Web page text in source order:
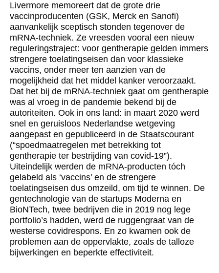
Livermore memoreert dat de grote drie
vaccinproducenten (GSK, Merck en Sanofi)
aanvankelijk sceptisch stonden tegenover de
mRNA-techniek. Ze vreesden vooral een nieuw
reguleringstraject: voor gentherapie gelden immers
strengere toelatingseisen dan voor klassieke
vaccins, onder meer ten aanzien van de
mogelijkheid dat het middel kanker veroorzaakt.
Dat het bij de mRNA-techniek gaat om gentherapie
was al vroeg in de pandemie bekend bij de
autoriteiten. Ook in ons land: in maart 2020 werd
snel en geruisloos Nederlandse wetgeving
aangepast en gepubliceerd in de Staatscourant
(“spoedmaatregelen met betrekking tot
gentherapie ter bestrijding van covid-19”).
Uiteindelijk werden de mRNA-producten tóch
gelabeld als ‘vaccins’ en de strengere
toelatingseisen dus omzeild, om tijd te winnen. De
gentechnologie van de startups Moderna en
BioNTech, twee bedrijven die in 2019 nog lege
portfolio’s hadden, werd de ruggengraat van de
westerse covidrespons. En zo kwamen ook de
problemen aan de oppervlakte, zoals de talloze
bijwerkingen en beperkte effectiviteit.